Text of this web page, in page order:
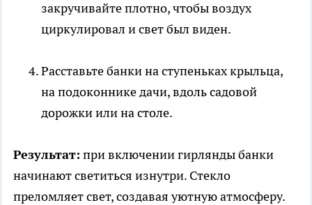
закручивайте плотно, чтобы воздух
циркулировал и свет был виден.
Расставьте банки на ступеньках крыльца,
на подоконнике дачи, вдоль садовой
дорожки или на столе.
Результат: при включении гирлянды банки
начинают светиться изнутри. Стекло
преломляет свет, создавая уютную атмосферу.